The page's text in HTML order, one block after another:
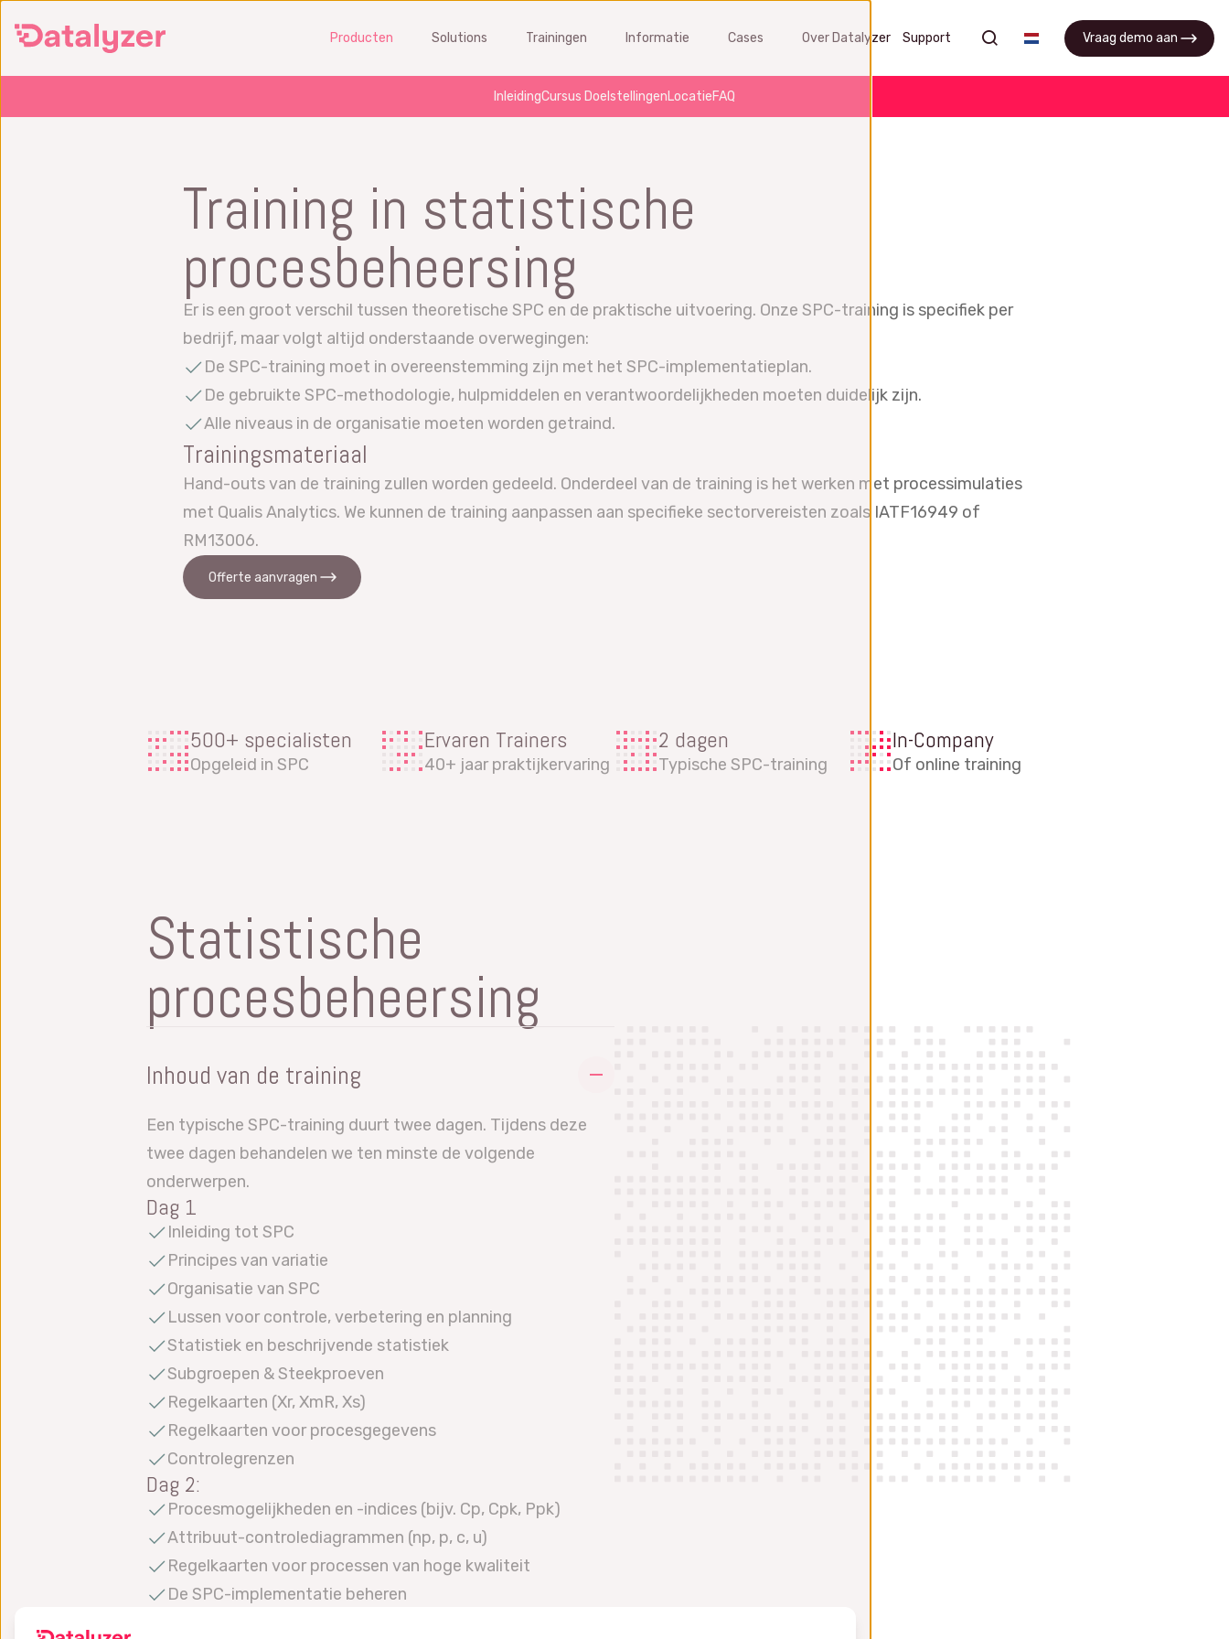
naar
Producten
productieprocessen en capability
Vraag een demo aan
Wat is SPC?
SPC training
risico’s in een vroeg stadium
FMEA software
Vraag een demo aan
Wat is FMEA?
FMEA training
voer kalibratie en MSA studies uit
Gage Management software
MSA training
Wat is APQP?
Solutions Trainingen Informatie Cases Over Datalyzer Support Vraag demo aan
InleidingCursus DoelstellingenLocatieFAQ
Training in statistische
procesbeheersing
Er is een groot verschil tussen theoretische SPC en de praktische uitvoering. Onze SPC-training is specifiek per
bedrijf, maar volgt altijd onderstaande overwegingen:
De SPC-training moet in overeenstemming zijn met het SPC-implementatieplan.
De gebruikte SPC-methodologie, hulpmiddelen en verantwoordelijkheden moeten duidelijk zijn.
Alle niveaus in de organisatie moeten worden getraind.
Trainingsmateriaal
Hand-outs van de training zullen worden gedeeld. Onderdeel van de training is het werken met processimulaties
met Qualis Analytics. We kunnen de training aanpassen aan specifieke sectorvereisten zoals IATF16949 of
RM13006.
Offerte aanvragen
500+ specialisten
Opgeleid in SPC
Ervaren Trainers
40+ jaar praktijkervaring
2 dagen
Typische SPC-training
In-Company
Of online training
Statistische
procesbeheersing
Inhoud van de training
Een typische SPC-training duurt twee dagen. Tijdens deze
twee dagen behandelen we ten minste de volgende
onderwerpen.
Dag 1
Inleiding tot SPC
Principes van variatie
Organisatie van SPC
Lussen voor controle, verbetering en planning
Statistiek en beschrijvende statistiek
Subgroepen & Steekproeven
Regelkaarten (Xr, XmR, Xs)
Regelkaarten voor procesgegevens
Controlegrenzen
Dag 2:
Procesmogelijkheden en -indices (bijv. Cp, Cpk, Ppk)
Attribuut-controlediagrammen (np, p, c, u)
Regelkaarten voor processen van hoge kwaliteit
De SPC-implementatie beheren